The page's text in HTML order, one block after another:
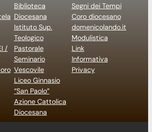
/
Biblioteca
Diocesana
Istituto Sup.
Teologico
Pastorale
Seminario
Vescovile
Liceo Ginnasio
“San Paolo”
Azione Cattolica
Diocesana
Segni dei Tempi
Coro diocesano
domenicolando.it
Modulistica
Link
Informativa
Privacy